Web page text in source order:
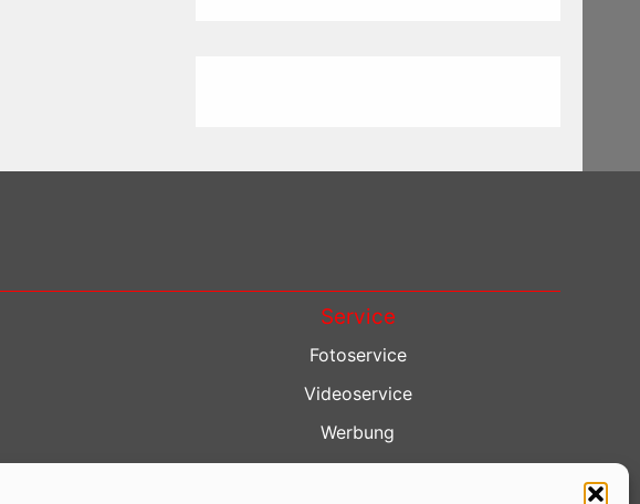
Service
Fotoservice
Videoservice
Werbung